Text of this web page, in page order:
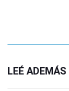
LEÉ ADEMÁS